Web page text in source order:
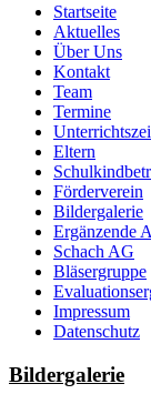
Startseite
Aktuelles
Über Uns
Kontakt
Team
Termine
Eltern
Förderverein
Bildergalerie
Ergänzende
Schach AG
Bläsergruppe
Impressum
Datenschutz
Bildergalerie